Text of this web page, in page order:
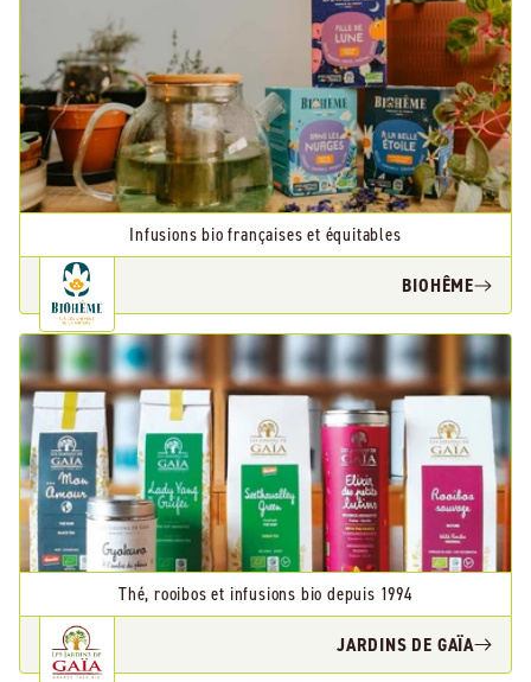
Infusions bio françaises et équitables
BIOHÊME
Thé, rooibos et infusions bio depuis 1994
JARDINS DE GAÏA